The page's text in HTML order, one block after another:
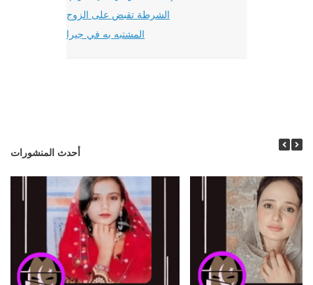
الشرطة تقبض على الزوج
المشتبه به في جيرا
أحدث المنشورات